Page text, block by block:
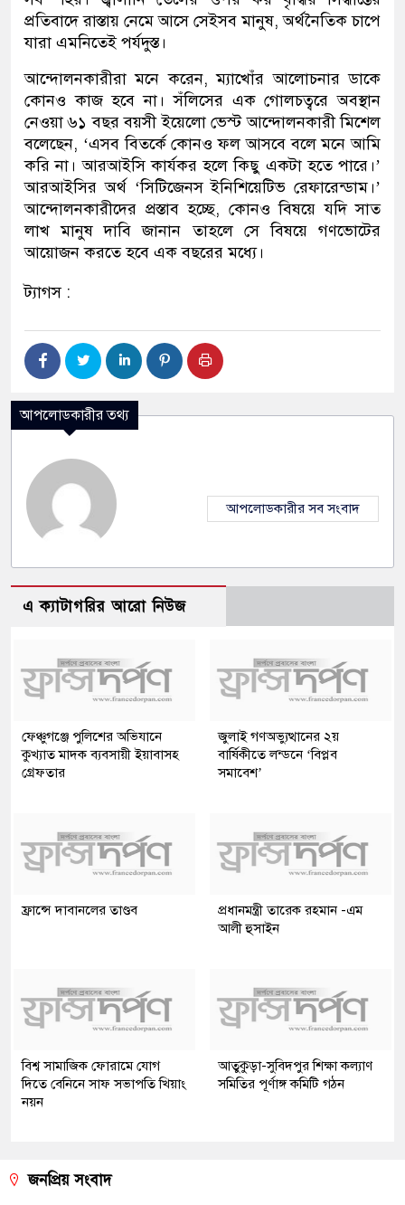
প্রতিবাদে রাস্তায় নেমে আসে সেইসব মানুষ, অর্থনৈতিক চাপে
যারা এমনিতেই পর্যদুস্ত।
আন্দোলনকারীরা মনে করেন, ম্যাখোঁর আলোচনার ডাকে
কোনও কাজ হবে না। সঁলিসের এক গোলচত্বরে অবস্থান
নেওয়া ৬১ বছর বয়সী ইয়েলো ভেস্ট আন্দোলনকারী মিশেল
বলেছেন, ‘এসব বিতর্কে কোনও ফল আসবে বলে মনে আমি
করি না। আরআইসি কার্যকর হলে কিছু একটা হতে পারে।’
আরআইসির অর্থ ‘সিটিজেনস ইনিশিয়েটিভ রেফারেন্ডাম।’
আন্দোলনকারীদের প্রস্তাব হচ্ছে, কোনও বিষয়ে যদি সাত
লাখ মানুষ দাবি জানান তাহলে সে বিষয়ে গণভোটের
আয়োজন করতে হবে এক বছরের মধ্যে।
ট্যাগস :
আপলোডকারীর তথ্য
আপলোডকারীর সব সংবাদ
এ ক্যাটাগরির আরো নিউজ
ফেঞ্চুগঞ্জে পুলিশের অভিযানে
কুখ্যাত মাদক ব্যবসায়ী ইয়াবাসহ
গ্রেফতার
জুলাই গণঅভ্যুত্থানের ২য়
বার্ষিকীতে লন্ডনে ‘বিপ্লব
সমাবেশ’
ফ্রান্সে দাবানলের তাণ্ডব
প্রধানমন্ত্রী তারেক রহমান -এম
আলী হুসাইন
বিশ্ব সামাজিক ফোরামে যোগ
দিতে বেনিনে সাফ সভাপতি খিয়াং
নয়ন
আতুকুড়া-সুবিদপুর শিক্ষা কল্যাণ
সমিতির পূর্ণাঙ্গ কমিটি গঠন
জনপ্রিয় সংবাদ